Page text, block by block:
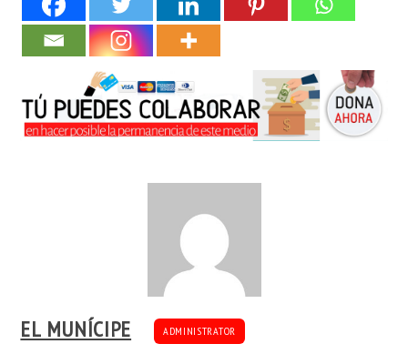
EL MUNÍCIPE ADMINISTRATOR